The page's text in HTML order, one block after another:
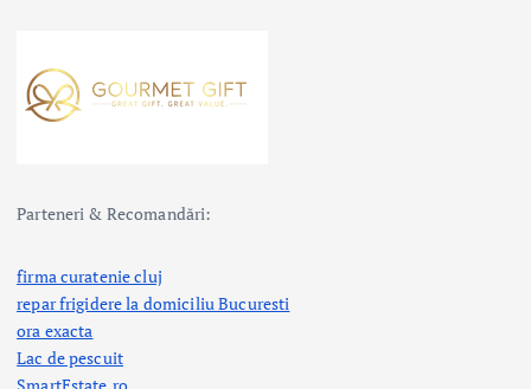
Parteneri & Recomandări:
firma curatenie cluj
repar frigidere la domiciliu Bucuresti
ora exacta
Lac de pescuit